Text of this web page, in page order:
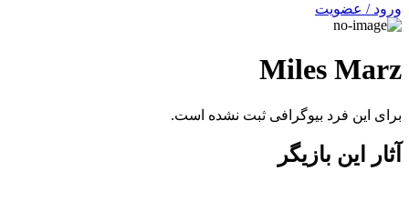
ورود / عضویت
Miles Marz
برای این فرد بیوگرافی ثبت نشده است.
آثار این بازیگر